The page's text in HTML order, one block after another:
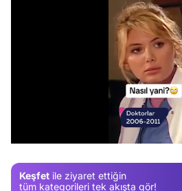
Keşfet ile ziyaret ettiğin
tüm kategorileri tek akışta gör!